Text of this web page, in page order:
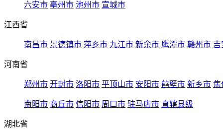
六安市 亳州市 池州市 宣城市
江西省
南昌市 景德镇市 萍乡市 九江市 新余市 鹰潭市 赣州市 吉
河南省
郑州市 开封市 洛阳市 平顶山市 安阳市 鹤壁市 新乡市 焦
南阳市 商丘市 信阳市 周口市 驻马店市 直辖县级
湖北省